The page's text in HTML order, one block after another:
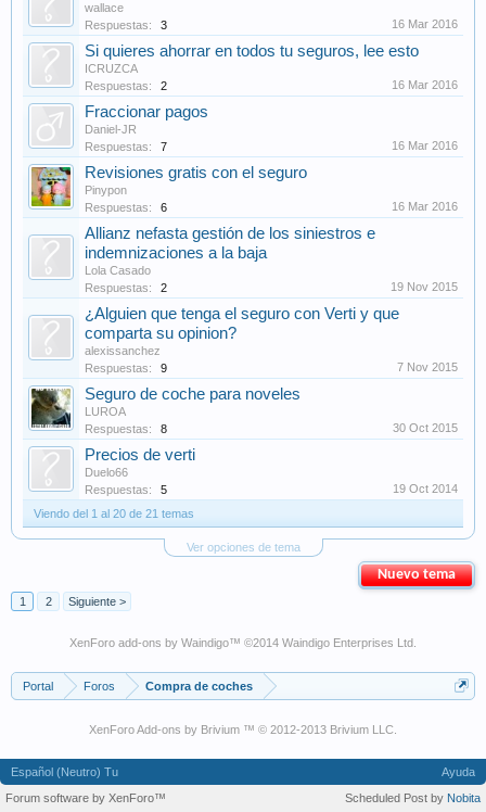
wallace
Respuestas:
3 16 Mar 2016
Si quieres ahorrar en todos tu seguros, lee esto
ICRUZCA
Respuestas:
2 16 Mar 2016
Fraccionar pagos
Daniel-JR
Respuestas:
7 16 Mar 2016
Revisiones gratis con el seguro
Pinypon
Respuestas:
6 16 Mar 2016
Allianz nefasta gestión de los siniestros e
indemnizaciones a la baja
Lola Casado
Respuestas:
2 19 Nov 2015
¿Alguien que tenga el seguro con Verti y que
comparta su opinion?
alexissanchez
Respuestas:
9 7 Nov 2015
Seguro de coche para noveles
LUROA
Respuestas:
8 30 Oct 2015
Precios de verti
Duelo66
Respuestas:
5
19 Oct 2014
Viendo del 1 al 20 de 21 temas
Ver opciones de tema
Nuevo tema
1 2 Siguiente >
XenForo add-ons by Waindigo™ ©2014 Waindigo Enterprises Ltd
Portal Foros Compra de coches
XenForo Add-ons by Brivium ™ © 2012-2013 Brivium LLC.
Español (Neutro) Tu
Ayuda
Forum software by XenForo™
Scheduled Post by Nobita